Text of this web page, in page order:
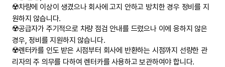
☢️차량에 이상이 생겼으나 회사에 고지 안하고 방치한 경우 정비를 지
원하지 않습니다.
☢️공급자가 주기적으로 차량 점검 안내를 드렸으나 이에 응하지 않은
경우, 정비를 지원하지 않습니다.
☢️렌터카를 인도 받은 시점부터 회사에 반환하는 시점까지 선량한 관
리자의 주 의무를 다하여 렌터카를 사용하고 보관하여야 합니다.